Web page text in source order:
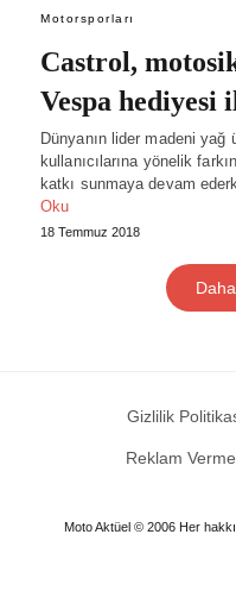
Motorsporları
Castrol,
Vespa hediyesi
Dünyanın lider madeni
kullanıcılarına yönelik
katkı sunmaya devam
Oku
18 Temmuz 2018
Gizlilik
Reklam
Moto Aktüel © 2006 Her hakkı